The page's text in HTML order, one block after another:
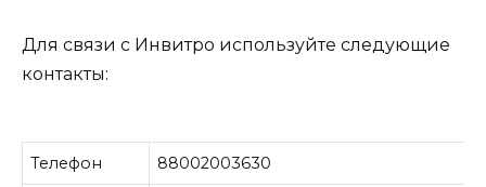
Для связи с Инвитро используйте следующие
контакты:
Телефон 88002003630